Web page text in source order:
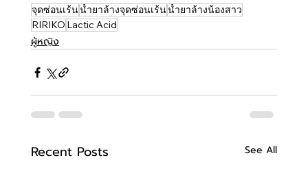
จุดซ่อนเร้นน้ำยาล้างจุดซ่อนเร้นน้ำยาล้างน้องสาว
RIRIKO Lactic Acid
ผู้หญิง
Recent Posts See All